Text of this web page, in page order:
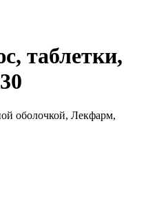
таблетки,
оболочкой, Лекфарм,